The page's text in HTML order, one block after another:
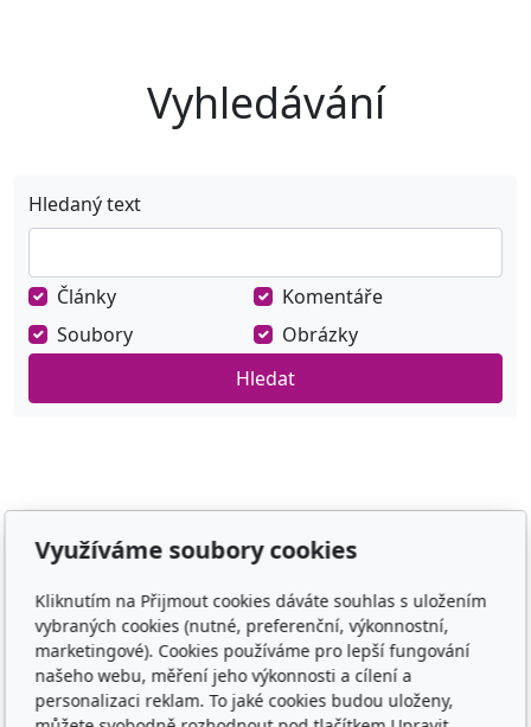
Vyhledávání
Hledaný text
Články
Komentáře
Soubory
Obrázky
Hledat
Adresa
TCM - Eruvia
Lesní 719, 34506 Kdyně
Kontakt
Využíváme soubory cookies
Kliknutím na Přijmout cookies dáváte souhlas s uložením
vybraných cookies (nutné, preferenční, výkonnostní,
marketingové). Cookies používáme pro lepší fungování
našeho webu, měření jeho výkonnosti a cílení a
personalizaci reklam. To jaké cookies budou uloženy,